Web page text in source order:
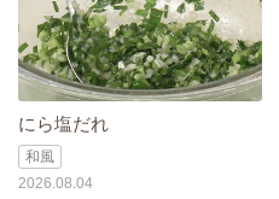
にら塩だれ
和風
2026.08.04